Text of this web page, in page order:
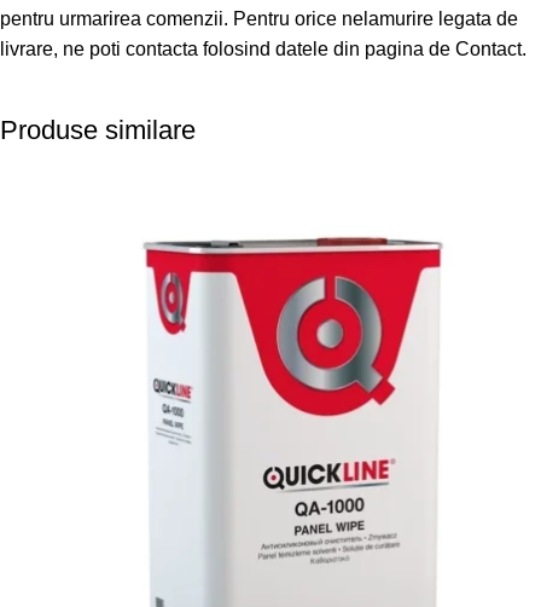
pentru urmarirea comenzii. Pentru orice nelamurire legata de
livrare, ne poti contacta folosind datele din pagina de Contact.
Produse similare